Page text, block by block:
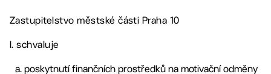
Zastupitelstvo městské části Praha 10
I. schvaluje
poskytnutí finančních prostředků na motivační odměny